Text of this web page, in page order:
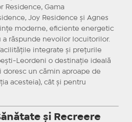
Residence, Gama
Joy Residence și Agnes
moderne, eficiente energetic
răspunde nevoilor locuitorilor.
integrate și prețurile
Leordeni o destinație ideală
doresc un cămin aproape de
acesteia), cât și pentru
și Recreere